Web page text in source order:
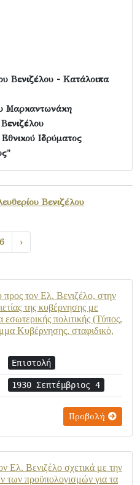
Βενιζέλου - Κατάλοιπα
Μαρκαντωνάκη
Ιδρύματος
Βενιζέλου
6 ›
τον Ελ. Βενιζέλο, στην
της κυβέρνησης με
πολιτικής (Τύπος,
Κυβέρνησης, σταφιδικό,
Επιστολή
1930 Σεπτέμβριος 4
Προβολή
Ελ. Βενιζέλο σχετικά με την
των προϋπολογισμών για τα